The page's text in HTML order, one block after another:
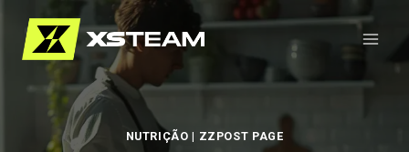
Pular
para
Conteúdo
NUTRIÇÃO | ZZPOST PAGE